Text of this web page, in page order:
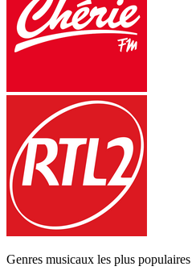
Genres musicaux les plus populaires